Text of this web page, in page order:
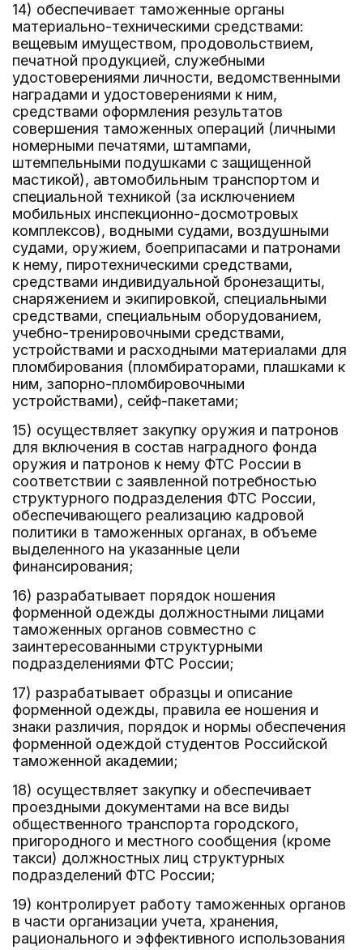
14) обеспечивает таможенные органы
материально-техническими средствами:
вещевым имуществом, продовольствием,
печатной продукцией, служебными
удостоверениями личности, ведомственными
наградами и удостоверениями к ним,
средствами оформления результатов
совершения таможенных операций (личными
номерными печатями, штампами,
штемпельными подушками с защищенной
мастикой), автомобильным транспортом и
специальной техникой (за исключением
мобильных инспекционно-досмотровых
комплексов), водными судами, воздушными
судами, оружием, боеприпасами и патронами
к нему, пиротехническими средствами,
средствами индивидуальной бронезащиты,
снаряжением и экипировкой, специальными
средствами, специальным оборудованием,
учебно-тренировочными средствами,
устройствами и расходными материалами для
пломбирования (пломбираторами, плашками к
ним, запорно-пломбировочными
устройствами), сейф-пакетами;
15) осуществляет закупку оружия и патронов
для включения в состав наградного фонда
оружия и патронов к нему ФТС России в
соответствии с заявленной потребностью
структурного подразделения ФТС России,
обеспечивающего реализацию кадровой
политики в таможенных органах, в объеме
выделенного на указанные цели
финансирования;
16) разрабатывает порядок ношения
форменной одежды должностными лицами
таможенных органов совместно с
заинтересованными структурными
подразделениями ФТС России;
17) разрабатывает образцы и описание
форменной одежды, правила ее ношения и
знаки различия, порядок и нормы обеспечения
форменной одеждой студентов Российской
таможенной академии;
18) осуществляет закупку и обеспечивает
проездными документами на все виды
общественного транспорта городского,
пригородного и местного сообщения (кроме
такси) должностных лиц структурных
подразделений ФТС России;
19) контролирует работу таможенных органов
в части организации учета, хранения,
рационального и эффективного использования